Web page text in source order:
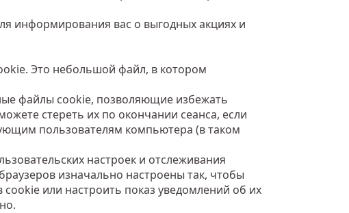
информирования вас о выгодных акциях и
Это небольшой файл, в котором
файлы cookie, позволяющие избежать
стереть их по окончании сеанса, если
пользователям компьютера (в таком
настроек и отслеживания
изначально настроены так, чтобы
или настроить показ уведомлений об их